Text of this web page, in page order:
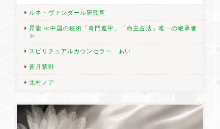
ルネ・ヴァンダール研究所
昇龍 ≪中国の秘術「奇門遁甲」「命主占法」唯一の継承者
≫
スピリチュアルカウンセラー あい
蒼月紫野
北村ノア